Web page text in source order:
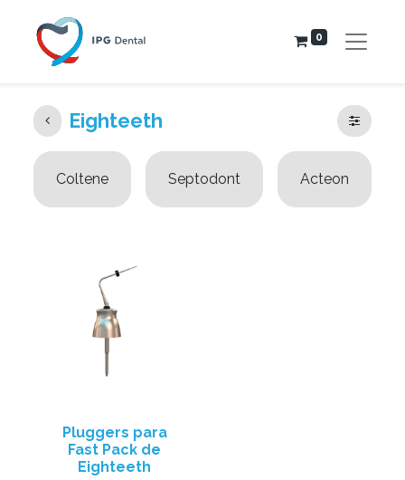
0
Eighteeth
Coltene Septodont Acteon
Pluggers para
Fast Pack de
Eighteeth